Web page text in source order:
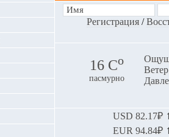
Регистрация/
16 Сo
пасмурно
USD 82.17₽
EUR 94.84₽